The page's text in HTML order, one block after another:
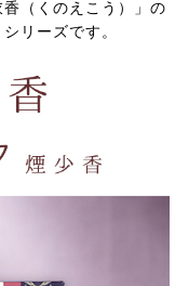
（くのえこう）」の
リーズです。